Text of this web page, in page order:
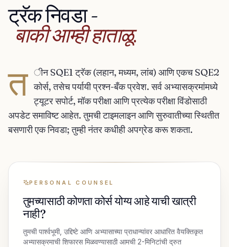
ट्रॅकनिवडा-
बाकीआम्हीहाताळू.
त ीन SQE1 ट्रॅक (लहान, मध्यम, लांब) आणि एकच SQE2
कोर्स, तसेच पर्यायी प्रश्न-बँक प्रवेश. सर्व अभ्यासक्रमांमध्ये
ट्यूटर सपोर्ट, मॉक परीक्षा आणि प्रत्येक परीक्षा विंडोसाठी
अपडेट समाविष्ट आहेत. तुमची टाइमलाइन आणि सुरुवातीच्या स्थितीत
बसणारी एक निवडा; तुम्ही नंतर कधीही अपग्रेड करू शकता.
PERSONAL COUNSEL
तुमच्यासाठी कोणता कोर्स योग्य आहे याची खात्री
नाही?
तुमची पार्श्वभूमी, उद्दिष्टे आणि अभ्यासाच्या प्राधान्यांवर आधारित वैयक्तिकृत
अभ्यासक्रमाची शिफारस मिळवण्यासाठी आमची 2-मिनिटांची द्रुत